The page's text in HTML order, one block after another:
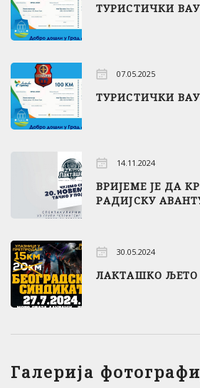
ТУРИСТИЧКИ
07.05.2025
ТУРИСТИЧКИ
14.11.2024
ВРИЈЕМЕ ЈЕ ДА
РАДИЈСКУ
30.05.2024
ЛАКТАШКО ЉЕТО
Галерија